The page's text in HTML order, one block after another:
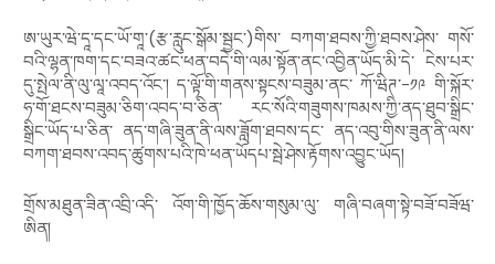
ཨ་ཡུར་ཝེ་དཱ་དང་ཡོ་གཱ་(རྩ་རླུང་སྒོམ་སྦྱང་)གིས་ བཀག་ཐབས་ཀྱི་ཐབས་ཤེས་ གསོ་
བའི་ལྷན་ཁག་དང་བཟའ་ཚང་ཕན་བདེ་གི་ལམ་སྟོན་ནང་འབྱིན་ཡོད་མི་དེ་ ངེས་པར་
དུ་སྤེལ་ནི་ལུ་ལཱ་འབད་འོང་། ད་ལྟོ་གི་གནས་སྟངས་བཟུམ་ནང་ ཀོ་ཝིཊ་-༡༩ གི་སྐོར་
ཧ་གོ་ཐངས་བཟུམ་ཅིག་འབད་བ་ཅིན་ རང་སོའི་གཟུགས་ཁམས་ཀྱི་ནད་ཐུབ་སྒྲིང་
སྒྲིང་ཡོད་པ་ཅིན་ ནད་གཞི་ཟུན་ནི་ལས་ཟློག་ཐབས་དང་ ནད་འབུ་གིས་ཟུན་ནི་ལས་
བཀག་ཐབས་འབད་ཚུགས་པའི་ཁེ་ཕན་ཡོདཔ་སྦེ་ཤེས་རྟོགས་འབྱུང་ཡོད།
གྲོས་མཐུན་ཟིན་འབྲི་འདི་ འོག་གི་ཁྱོད་ཆོས་གསུམ་ལུ་ གཞི་བཞག་སྟེ་བཟོ་བཟོཝ་
ཨིན།